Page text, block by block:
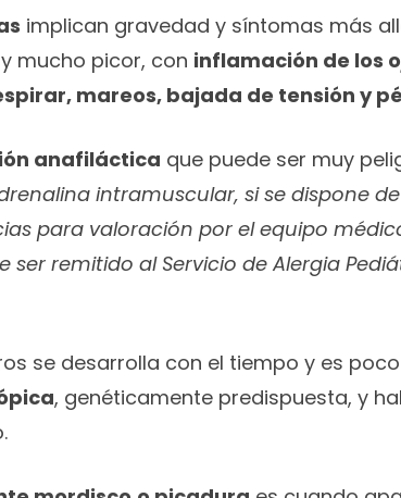
implican gravedad y síntomas más
mucho picor, con inflamación de los
mareos, bajada de tensión y
anafiláctica que puede ser muy
intramuscular, si se dispone
para valoración por el equipo
ser remitido al Servicio de Alergia
se desarrolla con el tiempo y es
, genéticamente predispuesta, y